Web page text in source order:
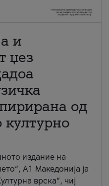
и
џез
од
културно
издание на
А1 Македонија ја
врска“, чиј